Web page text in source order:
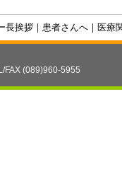
長挨拶 ｜ 患者さんへ ｜ 医療
(089)960-5955